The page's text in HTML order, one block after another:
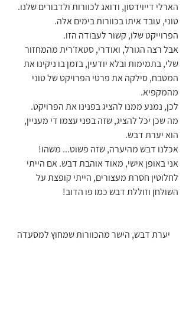
הארלי דייוידסון, ודואג לכוורות ולדבורים שלנו.
טוני, עובד איתו בכוורות בימים אלה.
הפרוייקט שלו, קשור לעבודה הזו.
אבל רצה הגורל, ואודרי, סטאז׳רית מהמחזור
שלי, בתמימות ובלא יודעין, בזמן בו ניקינו את
המטבח, סילקה את פרטי הפרויקט של טוני
מהמקפיא.
לכן, נמנע ממנו להציג בפנינו את הפרויקט.
מה שכן יכל להציג, שזה בפני עצמו די מעניין,
הוא יערת דבש.
אכלנו דבש מהיערה, שזה פשוט... משהו!
אני באופן אישי, מאוד אוהבת דבש. אם הייתי
לחלוטין חסרת מעצורים, הייתי קופצת על
השולחן וזוללת דבש כמו פו הדוב!